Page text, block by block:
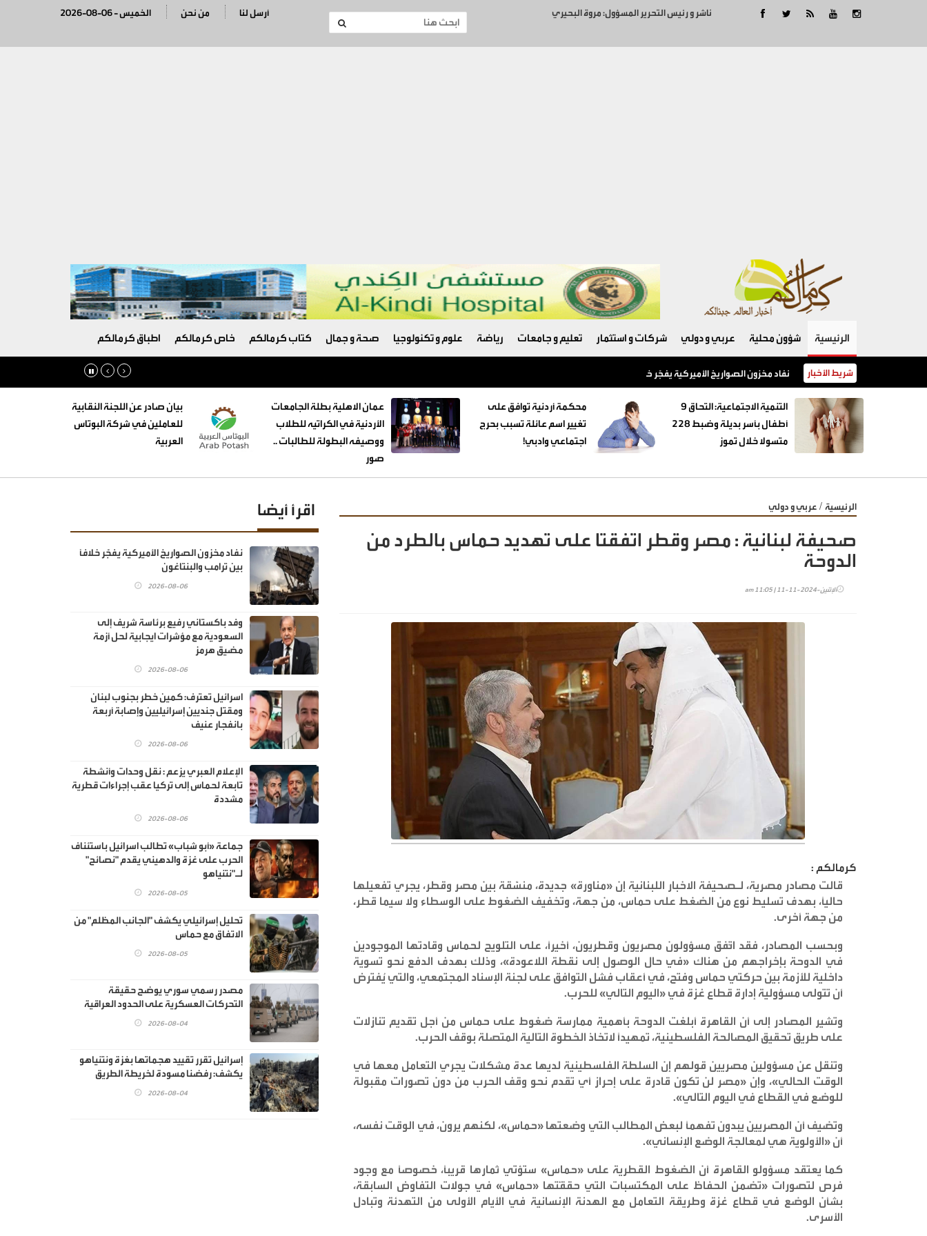
ناشر و رئيس التحرير المسؤول: مروة البحيري 2026-08-06 - الخميس من نحن أرسل لنا
الرئيسية شؤون محلية عربي و دولي شركات و استثمار تعليم و جامعات رياضة علوم و تكنولوجيا صحة و جمال كتاب كرمالكم خاص كرمالكم اطباق كرمالكم
شريط الأخبار نفاد مخزون الصواريخ الأميركية يفجّر خلافًا بين ترامب والبنتاغون
‏التنمية الاجتماعية: التحاق 9
أطفال بأسر بديلة وضبط 228
متسولا خلال تموز
محكمة أردنية توافق على
تغيير اسم عائلة تسبب بحرج
اجتماعي وادبي!
عمان الاهلية بطلة الجامعات
الأردنية في الكراتيه للطلاب
ووصيفه البطولة للطالبات ..
صور
بيان صادر عن اللجنة النقابية
للعاملين في شركة البوتاس
العربية
الرئيسية / عربي و دولي
صحيفة لبنانية : مصر وقطر اتفقتا على تهديد حماس بالطرد من
الدوحة
الإثنين-2024-11-11 | 11:05 am
كرمالكم :
قالت مصادر مصرية، لـصحيفة الاخبار اللبنانية إن «مناورة» جديدة، منسَّقة بين مصر وقطر، يجري تفعيلها
حالياً، بهدف تسليط نوع من الضغط على حماس، من جهة، وتخفيف الضغوط على الوسطاء ولا سيما قطر،
من جهة أخرى.
وبحسب المصادر، فقد اتّفق مسؤولون مصريون وقطريون، أخيراً، على التلويح لحماس وقادتها الموجودين
في الدوحة بإخراجهم من هناك «في حال الوصول إلى نقطة اللاعودة»، وذلك بهدف الدفع نحو تسوية
داخلية للأزمة بين حركتي حماس وفتح، في أعقاب فشل التوافق على لجنة الإسناد المجتمعي، والتي يُفترض
أن تتولى مسؤولية إدارة قطاع غزة في «اليوم التالي» للحرب.
وتشير المصادر إلى أن القاهرة أبلغت الدوحة بأهمية ممارسة ضغوط على حماس من أجل تقديم تنازلات
على طريق تحقيق المصالحة الفلسطينية، تمهيداً لاتخاذ الخطوة التالية المتصلة بوقف الحرب.
وتنقل عن مسؤولين مصريين قولهم إن السلطة الفلسطينية لديها عدة مشكلات يجري التعامل معها في
الوقت الحالي»، وإن «مصر لن تكون قادرة على إحراز أي تقدم نحو وقف الحرب من دون تصورات مقبولة
للوضع في القطاع في اليوم التالي».
وتضيف أن المصريين يبدون تفهماً لبعض المطالب التي وضعتها «حماس»، لكنهم يرون، في الوقت نفسه،
أن «الأولوية هي لمعالجة الوضع الإنساني».
كما يعتقد مسؤولو القاهرة أن الضغوط القطرية على «حماس» ستؤتي ثمارها قريباً، خصوصاً مع وجود
فرص لتصورات «تضمن الحفاظ على المكتسبات التي حققّتها «حماس» في جولات التفاوض السابقة،
بشأن الوضع في قطاع غزة وطريقة التعامل مع الهدنة الإنسانية في الأيام الأولى من التهدئة وتبادل
الأسرى.
اقرأ أيضا
نفاد مخزون الصواريخ الأميركية يفجّر خلافًا
بين ترامب والبنتاغون
2026-08-06
وفد باكستاني رفيع برئاسة شريف إلى
السعودية مع مؤشرات ايجابية لحل أزمة
مضيق هرمز
2026-08-06
اسرائيل تعترف: كمين خطر بجنوب لبنان
ومقتل جنديين إسرائيليين وإصابة أربعة
بانفجار عنيف
2026-08-06
الإعلام العبري يزعم : نقل وحدات وأنشطة
تابعة لحماس إلى تركيا عقب إجراءات قطرية
مشددة
2026-08-06
جماعة «أبو شباب» تطالب اسرائيل باستئناف
الحرب على غزة والدهيني يقدم "نصائح"
لـ"نتنياهو
2026-08-05
تحليل إسرائيلي يكشف "الجانب المظلم" من
الاتفاق مع حماس
2026-08-05
مصدر رسمي سوري يوضح حقيقة
التحركات العسكرية على الحدود العراقية
2026-08-04
إسرائيل تقرر تقييد هجماتها بغزة ونتنياهو
يكشف: رفضنا مسودة لخريطة الطريق
2026-08-04